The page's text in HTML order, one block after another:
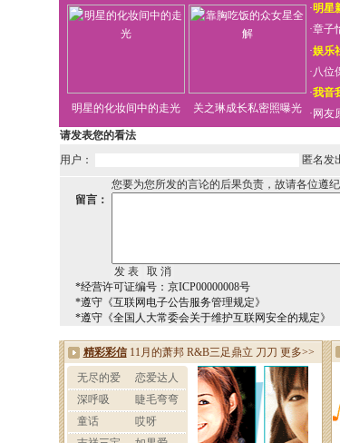
明星的化妆间中的走光 关之琳成长私密照曝光
·明星
·章子
·娱乐
·八位
·我音
· 网友
请发表您的看法
用户：
匿名发
您要为您所发的言论的后果负责，故请各位遵
留言：
*经营许可证编号：京ICP00000008号
*遵守《互联网电子公告服务管理规定》
*遵守《全国人大常委会关于维护互联网安全的规定》